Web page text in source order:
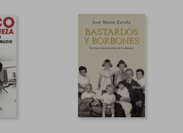
$ 122.799
$ 61.400
50%
dcto.